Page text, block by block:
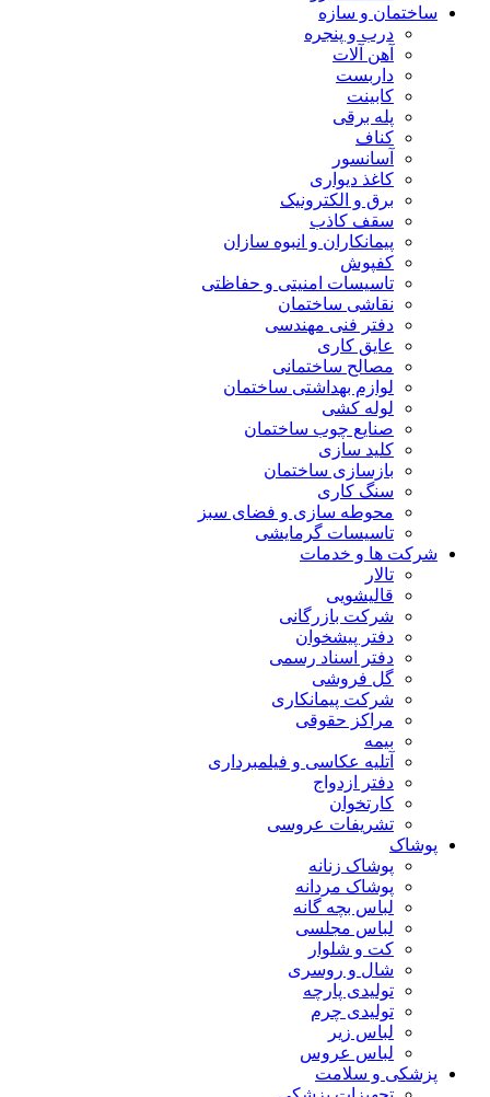
ساختمان و سازه
درب و پنجره
آهن آلات
داربست
کابینت
پله برقی
کناف
آسانسور
کاغذ دیواری
برق و الکترونیک
سقف کاذب
پیمانکاران و انبوه سازان
کفپوش
تاسیسات امنیتی و حفاظتی
نقاشی ساختمان
دفتر فنی مهندسی
عایق کاری
مصالح ساختمانی
لوازم بهداشتی ساختمان
لوله کشی
صنایع چوب ساختمان
کلید سازی
بازسازی ساختمان
سنگ کاری
محوطه سازی و فضای سبز
تاسیسات گرمایشی
شرکت ها و خدمات
تالار
قالیشویی
شرکت بازرگانی
دفتر پیشخوان
دفتر اسناد رسمی
گل فروشی
شرکت پیمانکاری
مراکز حقوقی
بیمه
آتلیه عکاسی و فیلمبرداری
دفتر ازدواج
کارتخوان
تشریفات عروسی
پوشاک
پوشاک زنانه
پوشاک مردانه
لباس بچه گانه
لباس مجلسی
کت و شلوار
شال و روسری
تولیدی پارچه
تولیدی چرم
لباس زیر
لباس عروس
پزشکی و سلامت